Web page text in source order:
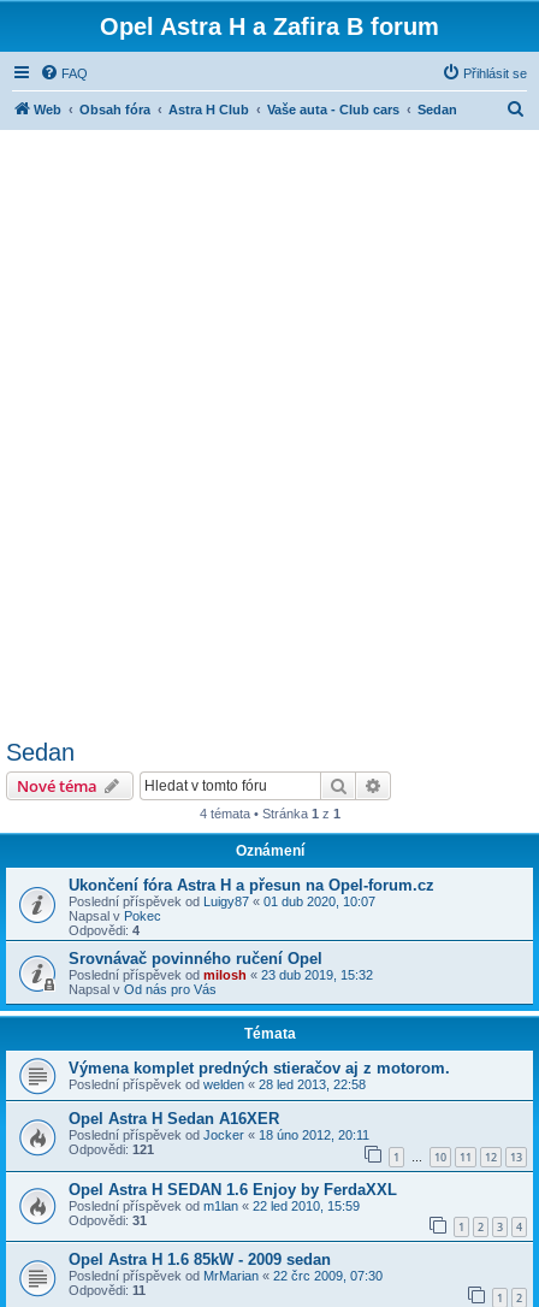
Opel Astra H a Zafira B forum
FAQ Přihlásit se
Web Obsah fóra Astra H Club Vaše auta - Club cars Sedan
Sedan
Nové téma Hledat
4 témata • Stránka 1 z 1
Oznámení
Ukončení fóra Astra H a přesun na Opel-forum.cz
Poslední příspěvek od Luigy87 « 01 dub 2020, 10:07
Napsal v Pokec
Odpovědi: 4
Srovnávač povinného ručení Opel
Poslední příspěvek od milosh « 23 dub 2019, 15:32
Napsal v Od nás pro Vás
Témata
Výmena komplet predných stieračov aj z motorom.
Poslední příspěvek od welden « 28 led 2013, 22:58
Opel Astra H Sedan A16XER
Poslední příspěvek od Jocker « 18 úno 2012, 20:11
Odpovědi: 121 1 … 10 11 12 13
Opel Astra H SEDAN 1.6 Enjoy by FerdaXXL
Poslední příspěvek od m1lan « 22 led 2010, 15:59
Odpovědi: 31 1 2 3 4
Opel Astra H 1.6 85kW - 2009 sedan
Poslední příspěvek od MrMarian « 22 črc 2009, 07:30
Odpovědi: 11 1 2